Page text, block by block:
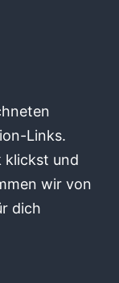
Links.
klickst und
wir von
dich